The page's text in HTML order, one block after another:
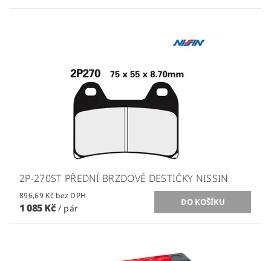
2P-270ST PŘEDNÍ BRZDOVÉ DESTIČKY NISSIN
896,69 Kč bez DPH
1 085 Kč / pár